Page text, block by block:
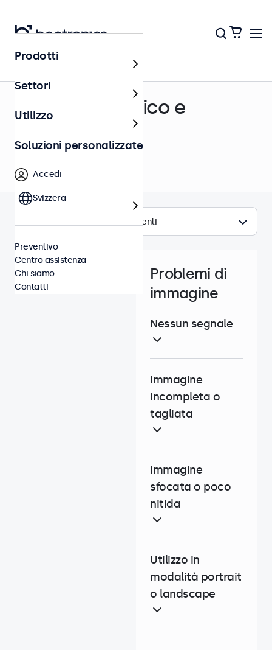
Supporto tecnico e
Argomenti
Problemi di
immagine
Nessun segnale
Immagine
incompleta o
tagliata
Immagine
sfocata o poco
nitida
Utilizzo in
modalità portrait
o landscape
Prodotti
Settori
Utilizzo
Soluzioni personalizzate
Accedi
Svizzera
Preventivo
Centro assistenza
Chi siamo
Contatti